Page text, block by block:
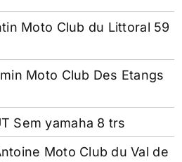
Moto Club du Littoral 59
Moto Club Des Etangs
Sem yamaha 8 trs
Moto Club du Val de